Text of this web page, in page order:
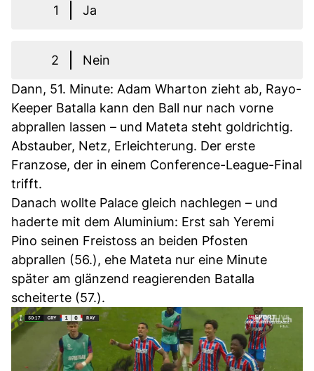
1 Ja
2
Nein
Dann, 51. Minute: Adam Wharton zieht ab, Rayo-
Keeper Batalla kann den Ball nur nach vorne
abprallen lassen – und Mateta steht goldrichtig.
Abstauber, Netz, Erleichterung. Der erste
Franzose, der in einem Conference-League-Final
trifft.
Danach wollte Palace gleich nachlegen – und
haderte mit dem Aluminium: Erst sah Yeremi
Pino seinen Freistoss an beiden Pfosten
abprallen (56.), ehe Mateta nur eine Minute
später am glänzend reagierenden Batalla
scheiterte (57.).